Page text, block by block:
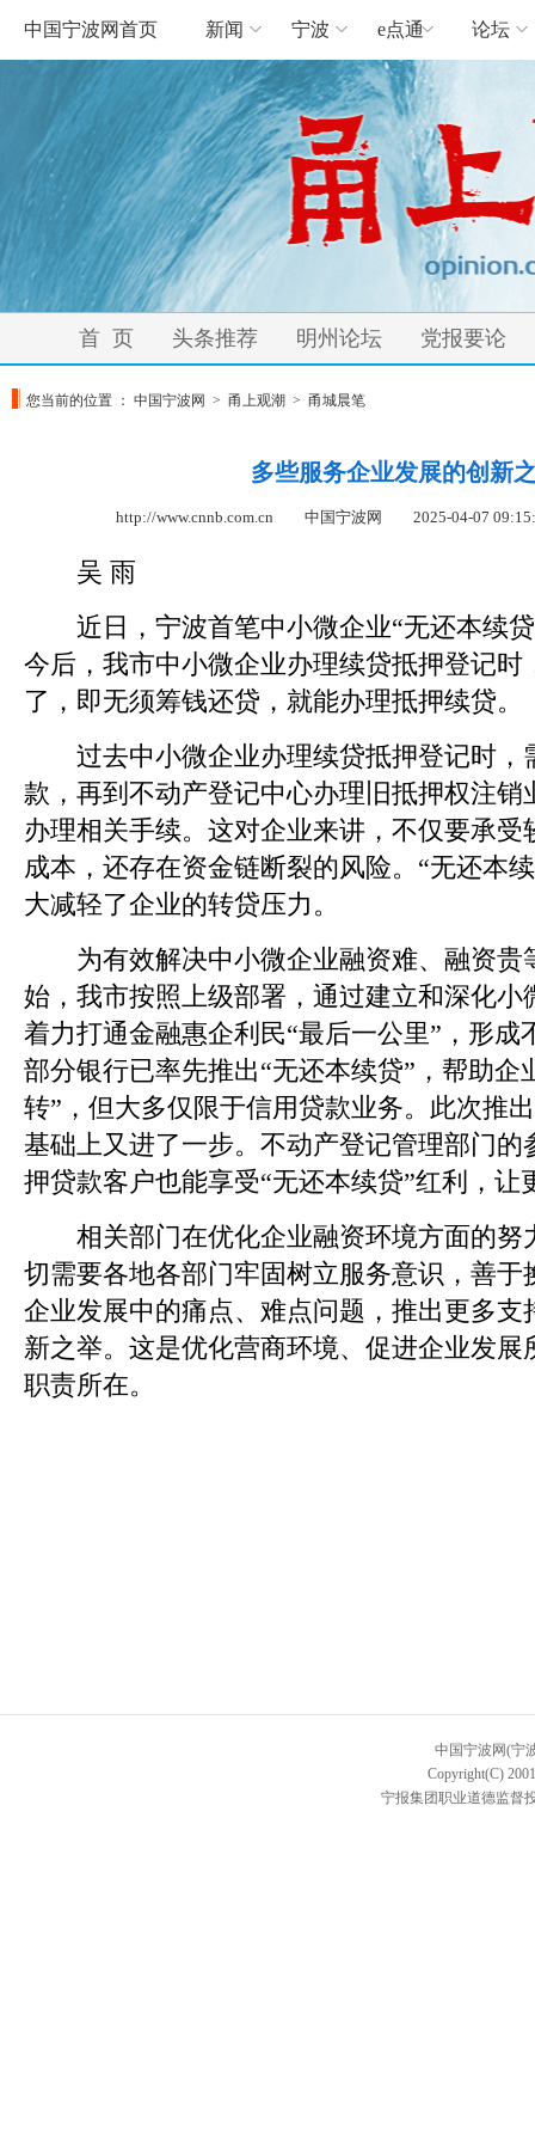
中国宁波网首页 新闻 宁波 e点通 论坛
首 页 头条推荐 明州论坛 党报要论
您当前的位置 ： 中国宁波网 > 甬上观潮 > 甬城晨笔
多些服务企业发展的创新
http://www.cnnb.com.cn 中国宁波网 2025-04-07
吴 雨
近日，宁波首笔中小微企业“无还本续贷
今后，我市中小微企业办理续贷抵押登记时
了，即无须筹钱还贷，就能办理抵押续贷。
过去中小微企业办理续贷抵押登记时，
款，再到不动产登记中心办理旧抵押权注销
办理相关手续。这对企业来讲，不仅要承
成本，还存在资金链断裂的风险。“无还本
大减轻了企业的转贷压力。
为有效解决中小微企业融资难、融资贵
始，我市按照上级部署，通过建立和深化小
着力打通金融惠企利民“最后一公里”，形成
部分银行已率先推出“无还本续贷”，帮助企
转”，但大多仅限于信用贷款业务。此次推
基础上又进了一步。不动产登记管理部门的
押贷款客户也能享受“无还本续贷”红利，让
相关部门在优化企业融资环境方面的努
切需要各地各部门牢固树立服务意识，善于
企业发展中的痛点、难点问题，推出更多支
新之举。这是优化营商环境、促进企业发展
职责所在。
中国宁波网(宁
Copyright(C)
宁报集团职业道德监督